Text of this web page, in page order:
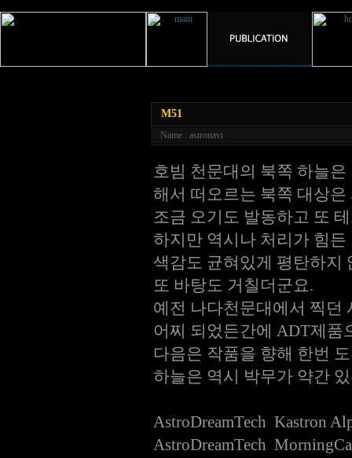
M51
Name : astronavi
호빔 천문대의 북쪽 하늘
해서 떠오르는 북쪽 대상은
조금 오기도 발동하고 또
하지만 역시나 처리가 힘
색감도 균혀있게 평탄하지
또 바탕도 거칠더군요.
예전 나다천문대에서 찍던
어찌 되었든간에 ADT제품
다음은 작품을 향해 한번
하늘은 역시 박무가 약간
AstroDreamTech Kastron
AstroDreamTech